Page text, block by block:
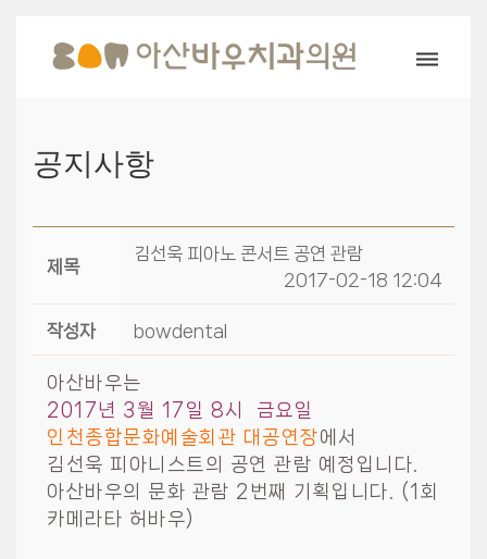
공지사항
제목
김선욱 피아노 콘서트 공연 관람
2017-02-18 12:04
작성자 bowdental
아산바우는
2017년 3월 17일 8시 금요일
인천종합문화예술회관 대공연장에서
김선욱 피아니스트의 공연 관람 예정입니다.
아산바우의 문화 관람 2번째 기획입니다. (1회
카메라타 허바우)